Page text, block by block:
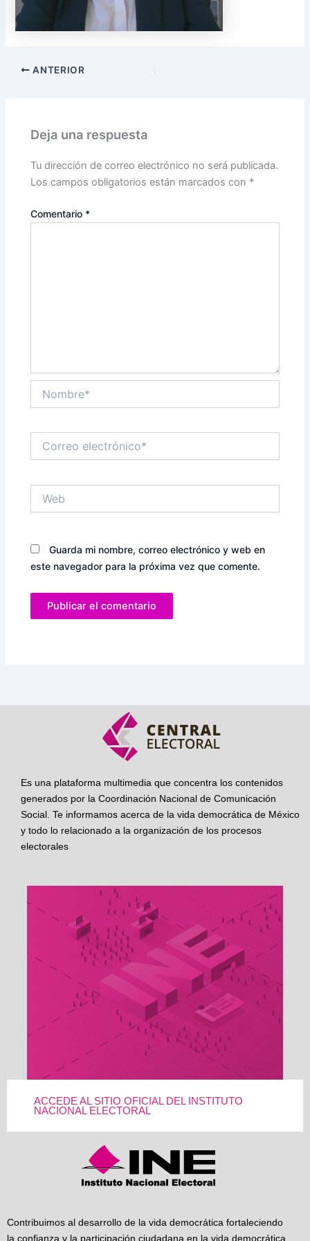
ANTERIOR
Deja una respuesta
Tu dirección de correo electrónico no será publicada.
Los campos obligatorios están marcados con *
Comentario *
electrónico*
Guarda mi nombre, correo electrónico y web en
este navegador para la próxima vez que comente.
Es una plataforma multimedia que concentra los contenidos
generados por la Coordinación Nacional de Comunicación
Social. Te informamos acerca de la vida democrática de México
y todo lo relacionado a la organización de los procesos
electorales
ACCEDE AL SITIO OFICIAL DEL INSTITUTO
NACIONAL ELECTORAL
Contribuimos al desarrollo de la vida democrática fortaleciendo
la confianza y la participación ciudadana en la vida democrática